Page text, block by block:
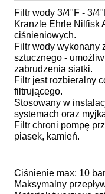
Filtr wody 3/4"F - 3/
Kranzle Ehrle Nilfisk
ciśnieniowych.
Filtr wody wykonany
sztucznego -
zabrudzenia siatki.
Filtr jest rozbieralny
filtrującego.
Stosowany w
systemach oraz
Filtr chroni pompę
piasek, kamień.
Ciśnienie max: 10 bar
Maksymalny